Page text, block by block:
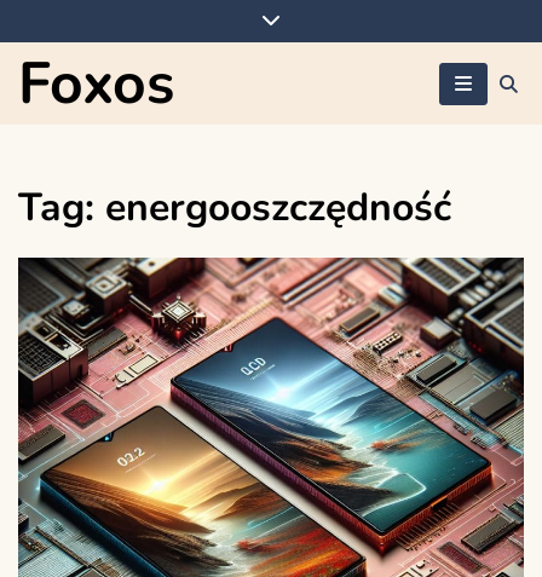
to
content
Foxos
Tag: energooszczędność